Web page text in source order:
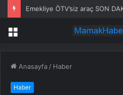
Menü
Anasayfa / Haber
Haber